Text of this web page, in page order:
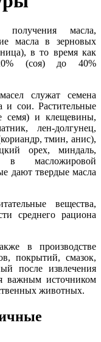
масла,
масла в зерновых
в то время как
(соя) до 40%
служат семена
и сои. Растительные
семя) и клещевины,
лен-долгунец,
тмин, анис),
орех, миндаль,
в масложировой
дают твердые масла
вещества,
среднего рациона
в производстве
покрытий, смазок,
после извлечения
важным источником
животных.